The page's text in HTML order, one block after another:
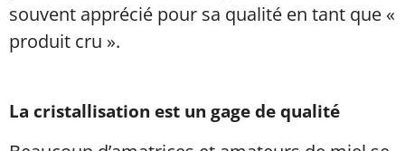
souvent apprécié pour sa qualité en tant que «
produit cru ».
La cristallisation est un gage de qualité